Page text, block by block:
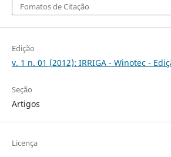
Fomatos de Citação
Edição
v. 1 n. 01 (2012): IRRIGA - Winotec -
Seção
Artigos
Licença